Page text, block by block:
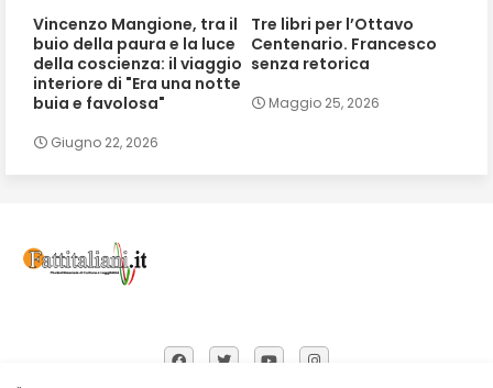
Vincenzo Mangione, tra il
buio della paura e la luce
della coscienza: il viaggio
interiore di "Era una notte
buia e favolosa"
Giugno 22, 2026
Tre libri per l’Ottavo
Centenario. Francesco
senza retorica
Maggio 25, 2026